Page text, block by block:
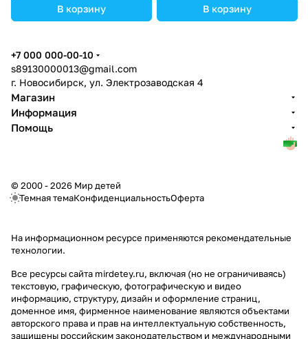
В корзину
(№3612533).В корзину
+7 000 000-00-10
s89130000013@gmail.com
г. Новосибирск, ул. Электрозаводская 4
Магазин
Информация
Помощь
© 2000 - 2026 Мир детей
Темная темаКонфиденциальностьОферта
На информационном ресурсе применяются рекомендательные
технологии.
Все ресурсы сайта mirdetey.ru, включая (но не ограничиваясь)
текстовую, графическую, фотографическую и видео
информацию, структуру, дизайн и оформление страниц,
доменное имя, фирменное наименование являются объектами
авторского права и прав на интеллектуальную собственность,
защищены российским законодательством и международными